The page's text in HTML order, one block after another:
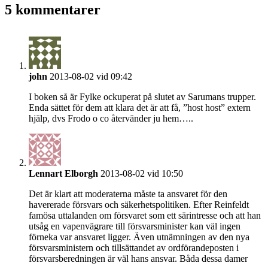
Facebook
X
Reddit
LinkedIn
WhatsApp
Tumblr
Pinterest
Vk
E-
post
5 kommentarer
john 2013-08-02 vid 09:42
I boken så är Fylke ockuperat på slutet av Sarumans trupper.
Enda sättet för dem att klara det är att få, ”host host” extern
hjälp, dvs Frodo o co återvänder ju hem…..
Lennart Elborgh 2013-08-02 vid 10:50
Det är klart att moderaterna måste ta ansvaret för den
havererade försvars och säkerhetspolitiken. Efter Reinfeldt
famösa uttalanden om försvaret som ett särintresse och att han
utsåg en vapenvägrare till försvarsminister kan väl ingen
förneka var ansvaret ligger. Även utnämningen av den nya
försvarsministern och tillsättandet av ordförandeposten i
försvarsberedningen är väl hans ansvar. Båda dessa damer